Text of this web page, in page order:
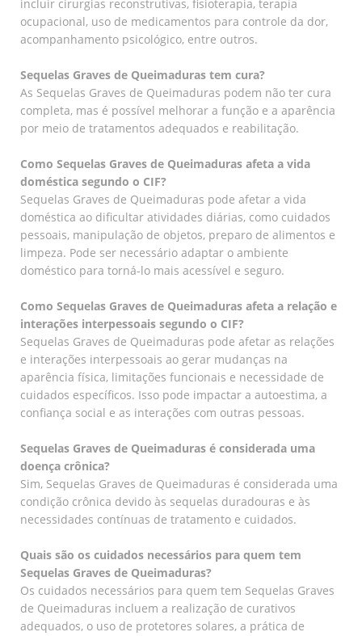
incluir cirurgias reconstrutivas, fisioterapia, terapia
ocupacional, uso de medicamentos para controle da dor,
acompanhamento psicológico, entre outros.
Sequelas Graves de Queimaduras tem cura?
As Sequelas Graves de Queimaduras podem não ter cura
completa, mas é possível melhorar a função e a aparência
por meio de tratamentos adequados e reabilitação.
Como Sequelas Graves de Queimaduras afeta a vida
doméstica segundo o CIF?
Sequelas Graves de Queimaduras pode afetar a vida
doméstica ao dificultar atividades diárias, como cuidados
pessoais, manipulação de objetos, preparo de alimentos e
limpeza. Pode ser necessário adaptar o ambiente
doméstico para torná-lo mais acessível e seguro.
Como Sequelas Graves de Queimaduras afeta a relação e
interações interpessoais segundo o CIF?
Sequelas Graves de Queimaduras pode afetar as relações
e interações interpessoais ao gerar mudanças na
aparência física, limitações funcionais e necessidade de
cuidados específicos. Isso pode impactar a autoestima, a
confiança social e as interações com outras pessoas.
Sequelas Graves de Queimaduras é considerada uma
doença crônica?
Sim, Sequelas Graves de Queimaduras é considerada uma
condição crônica devido às sequelas duradouras e às
necessidades contínuas de tratamento e cuidados.
Quais são os cuidados necessários para quem tem
Sequelas Graves de Queimaduras?
Os cuidados necessários para quem tem Sequelas Graves
de Queimaduras incluem a realização de curativos
adequados, o uso de protetores solares, a prática de